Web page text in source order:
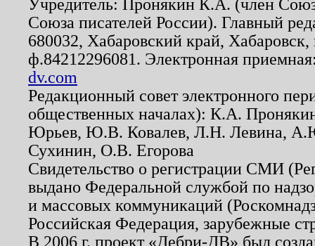
Учредитель: Пронякин К.А. (член
Союза писателей России). Главный
680032, Хабаровский край,
ф.84212296081. Электронная
dv.com
Редакционный совет электронного
общественных началах): К.А.
Юрьев, Ю.В. Ковалев, Л.Н. Левина,
Сухинин, О.В. Егорова
Свидетельство о регистрации СМИ
выдано Федеральной службой по
и массовых коммуникаций
Российская Федерация, зарубежные
В 2006 г. проект «Дебри-ДВ» был